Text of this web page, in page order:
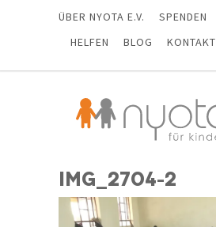
ÜBER NYOTA E.V. SPENDEN
HELFEN
BLOG KONTAKT
IMG_2704-2